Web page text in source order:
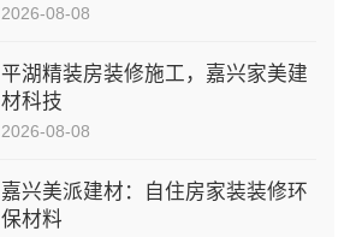
2026-08-08
平湖精装房装修施工，嘉兴家美建
材科技
2026-08-08
嘉兴美派建材：自住房家装装修环
保材料